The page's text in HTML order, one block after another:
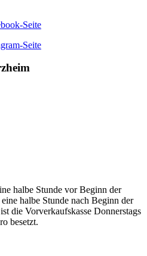
halbe Stunde vor Beginn der
halbe Stunde nach Beginn der
die Vorverkaufskasse Donnerstags
besetzt.